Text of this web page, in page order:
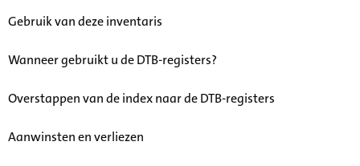
Gebruik van deze inventaris
Wanneer gebruikt u de DTB-registers?
Overstappen van de index naar de DTB-registers
Aanwinsten en verliezen